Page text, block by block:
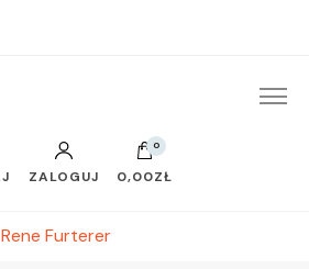
ZALOGUJ
0
0,00ZŁ
Rene Furterer